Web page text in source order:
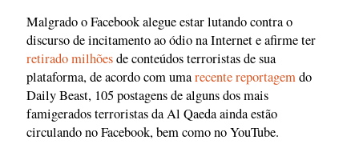
Malgrado o Facebook alegue estar lutando contra o
discurso de incitamento ao ódio na Internet e afirme ter
retirado milhõesde conteúdos terroristas de sua
plataforma, de acordo com umarecente reportagemdo
Daily Beast, 105 postagens de alguns dos mais
famigerados terroristas da Al Qaeda ainda estão
circulando no Facebook, bem como no YouTube.